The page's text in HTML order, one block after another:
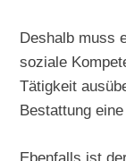
Deshalb muss
soziale
Tätigkeit
Bestattung
Ebenfalls ist